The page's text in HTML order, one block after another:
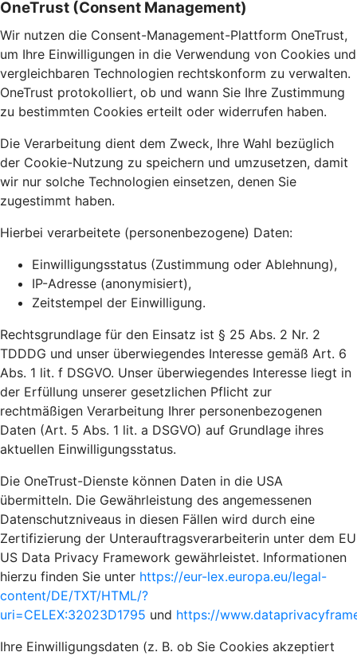
OneTrust (Consent Management)
Wir nutzen die Consent-Management-Plattform OneTrust,
um Ihre Einwilligungen in die Verwendung von Cookies und
vergleichbaren Technologien rechtskonform zu verwalten.
OneTrust protokolliert, ob und wann Sie Ihre Zustimmung
zu bestimmten Cookies erteilt oder widerrufen haben.
Die Verarbeitung dient dem Zweck, Ihre Wahl bezüglich
der Cookie-Nutzung zu speichern und umzusetzen, damit
wir nur solche Technologien einsetzen, denen Sie
zugestimmt haben.
Hierbei verarbeitete (personenbezogene) Daten:
Einwilligungsstatus (Zustimmung oder Ablehnung),
IP-Adresse (anonymisiert),
Zeitstempel der Einwilligung.
Rechtsgrundlage für den Einsatz ist § 25 Abs. 2 Nr. 2
TDDDG und unser überwiegendes Interesse gemäß Art. 6
Abs. 1 lit. f DSGVO. Unser überwiegendes Interesse liegt in
der Erfüllung unserer gesetzlichen Pflicht zur
rechtmäßigen Verarbeitung Ihrer personenbezogenen
Daten (Art. 5 Abs. 1 lit. a DSGVO) auf Grundlage ihres
aktuellen Einwilligungsstatus.
Die OneTrust-Dienste können Daten in die USA
übermitteln. Die Gewährleistung des angemessenen
Datenschutzniveaus in diesen Fällen wird durch eine
Zertifizierung der Unterauftragsverarbeiterin unter dem EU
US Data Privacy Framework gewährleistet. Informationen
hierzu finden Sie unter https://eur-lex.europa.eu/legal-
content/DE/TXT/HTML/?
uri=CELEX:32023D1795 und https://
Ihre Einwilligungsdaten (z. B. ob Sie Cookies akzeptiert